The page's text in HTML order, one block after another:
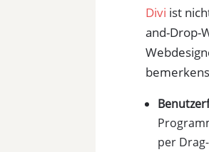
Divi ist
and-Drop-
per